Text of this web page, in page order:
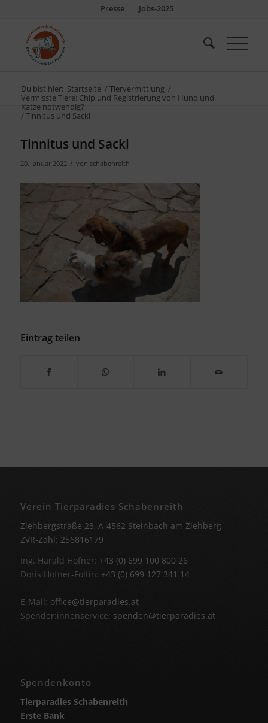
Presse Jobs-2025
Du bist hier: Startseite / Tiervermittlung /
Vermisste Tiere: Chip und Registrierung von Hund und
Katze notwendig?
/ Tinnitus und Sackl
Tinnitus und Sackl
20. Januar 2022 / von schabenreith
Eintrag teilen
Verein Tierparadies Schabenreith
Ziehbergstraße 23, A-4562 Steinbach am Ziehberg
ZVR-Zahl: 256816179
Ing. Harald Hofner: +43 (0) 699 100 800 26
Doris Hofner-Foltin: +43 (0) 699 127 341 14
E-Mail: office@tierparadies.at
Spender:innenservice: spenden@tierparadies.at
Spendenkonto
Tierparadies Schabenreith
Erste Bank